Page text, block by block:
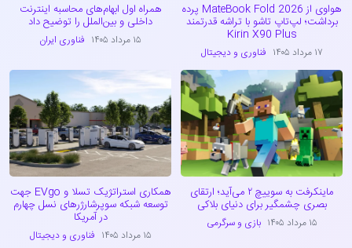
هواوی از MateBook Fold 2026 پرده
برداشت؛ لپ‌تاپ تاشو با تراشه قدرتمند
Kirin X90 Plus
۱۷ مرداد ۱۴۰۵ فناوری و دیجیتال
همراه اول ابهام‌های محاسبه اینترنت
داخلی و بین‌الملل را توضیح داد
۱۵ مرداد ۱۴۰۵ فناوری ایران
ماینکرفت به سوییچ ۲ می‌آید؛ ارتقای
بصری چشمگیر برای دنیای بلاکی
۱۵ مرداد ۱۴۰۵ بازی و سرگرمی
همکاری استراتژیک تسلا و EVgo جهت
توسعه شبکه سوپرشارژرهای نسل چهارم
در آمریکا
۱۵ مرداد ۱۴۰۵ فناوری و دیجیتال